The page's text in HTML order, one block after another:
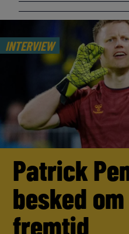
INTERVIEW
Patrick
besked
fremtid